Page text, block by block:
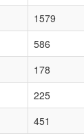
1579
586
178
225
451